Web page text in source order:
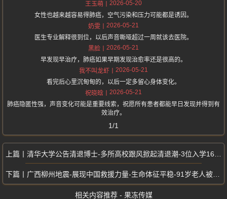
王玉萌
2026-05-20
女性也越来越容易得肺癌，空气污染和压力可能都是诱因。
奶雯
2026-05-21
医生专业解释很到位，以后声音嘶哑超过一周就该去医院。
黑脸
2026-05-21
早发现早治疗，肺癌如果早期发现治愈率还是很高的。
我不叫龙虾
2026-05-21
看完后心里沉甸甸的，以后一定多留心身体变化。
祝晓晗
2026-05-21
肺癌隐匿性强，声音变化可能是重要线索，祝愿所有患者都能早日发现并得到有
效治疗。
1/1
清华大学公告清退博士-多所高校跟风掀起清退潮-3位入学16年未毕业
广西柳州地震-展现中国救援力量-生命体征平稳-91岁老人被困后成功获救
相关内容推荐 - 果冻传媒